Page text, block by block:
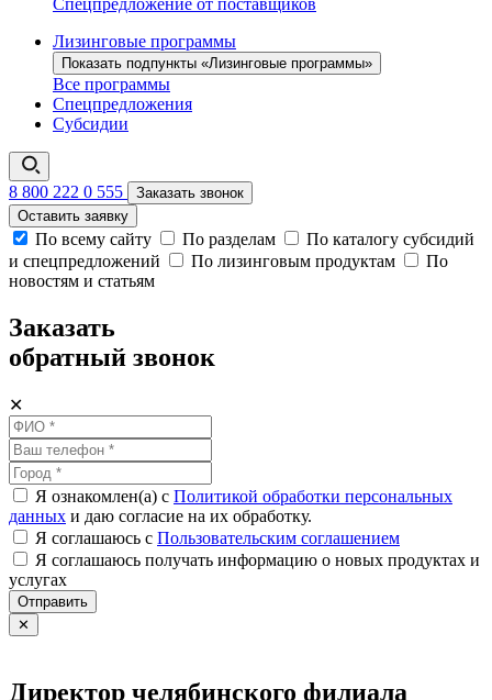
Спецпредложение от поставщиков
Лизинговые программы
Показать подпункты «Лизинговые программы»
Все программы
Спецпредложения
Субсидии
8 800 222 0 555
Заказать звонок
Оставить заявку
По всему сайту По разделам
По каталогу субсидий
и спецпредложений
По лизинговым продуктам
По
новостям и статьям
Заказать
обратный звонок
✕
Я ознакомлен(а) с Политикой обработки персональных
данных и даю согласие на их обработку.
Я соглашаюсь c Пользовательским соглашением
Я соглашаюсь получать информацию о новых продуктах и
услугах
Отправить
✕
Директор челябинского филиала